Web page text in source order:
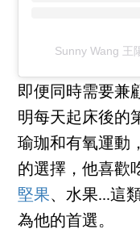
Sunny Wang 王
即便同時需要兼
明每天起床後的
瑜珈和有氧運動
的選擇，他喜歡
堅果、水果...這
為他的首選。